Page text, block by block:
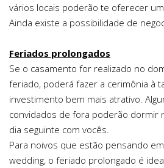
vários locais poderão te oferecer
Ainda existe a possibilidade de
Feriados prolongados
Se o casamento for realizado no
feriado, poderá fazer a cerimônia à
investimento bem mais atrativo.
convidados de fora poderão dormir
dia seguinte com vocês.
Para noivos que estão pensando
wedding, o feriado prolongado é